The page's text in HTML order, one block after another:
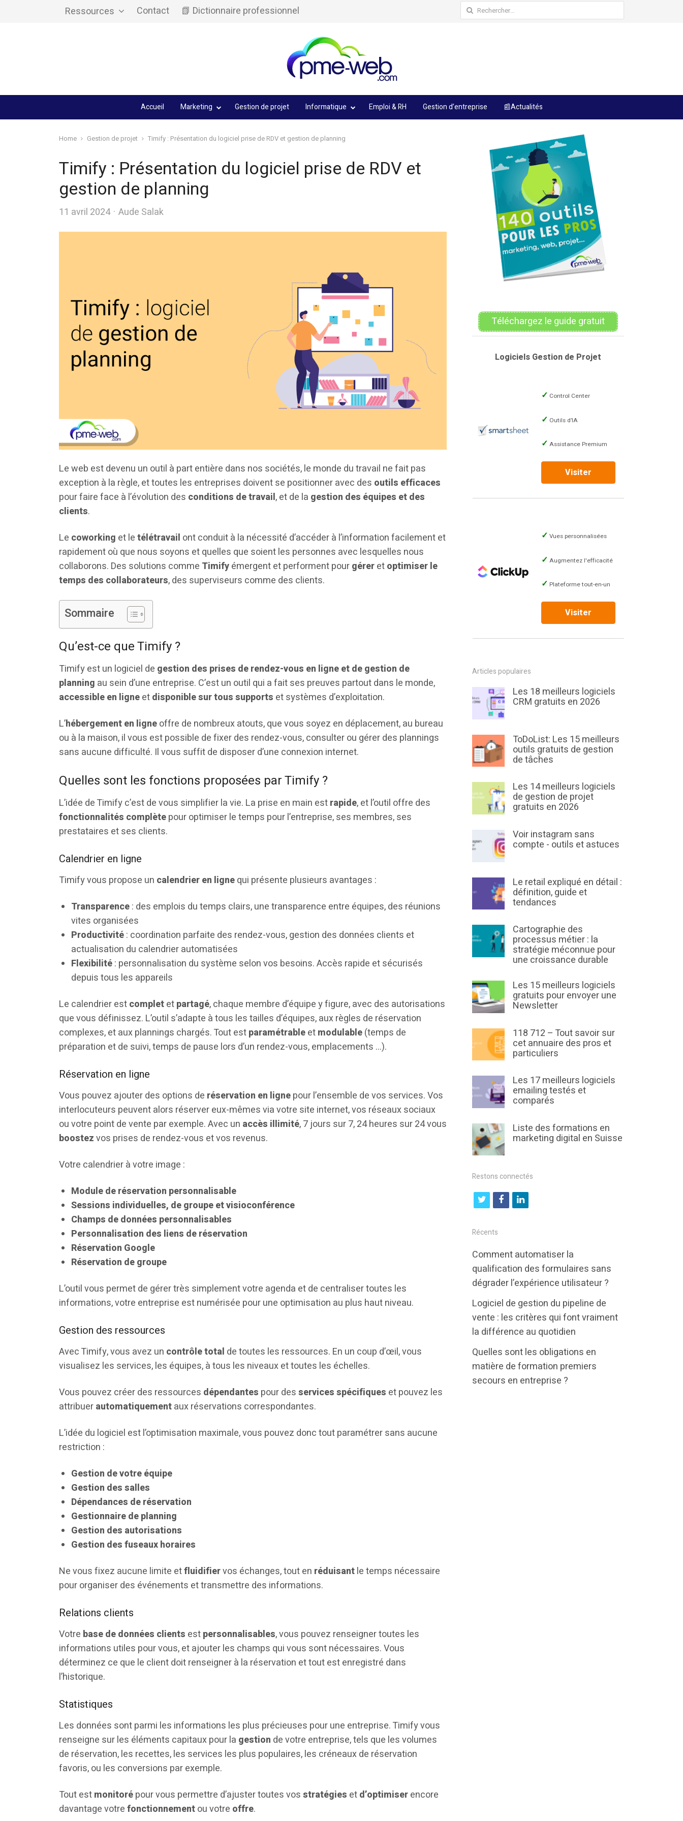
Ressources Contact 📗 Dictionnaire professionnel Rechercher :
Accueil Marketing Gestion de projet Informatique Emploi & RH Gestion d’entreprise 📰Actualités
Home Gestion de projet Timify : Présentation du logiciel prise de RDV et gestion de planning
Timify : Présentation du logiciel prise de RDV et
gestion de planning
11 avril 2024 Author
Aude Salak
Le web est devenu un outil à part entière dans nos sociétés, le monde du travail ne fait pas
exception à la règle, et toutes les entreprises doivent se positionner avec des outils efficaces
pour faire face à l’évolution des conditions de travail, et de la gestion des équipes et des
clients.
Le coworking et letélétravail ont conduit à la nécessité d’accéder à l’information facilement et
rapidement où que nous soyons et quelles que soient les personnes avec lesquelles nous
collaborons. Des solutions comme Timifyémergent et performent pourgéreretoptimiser le
temps des collaborateurs, des superviseurs comme des clients.
Sommaire
Qu’est-ce que Timify ?
Timify est un logiciel de gestion des prises de rendez-vous en ligne et de gestion de
planning au sein d’une entreprise. C’est un outil qui a fait ses preuves partout dans le monde,
accessible en ligneetdisponible sur tous supports et systèmes d’exploitation.
L’hébergement en ligneoffre de nombreux atouts, que vous soyez en déplacement, au bureau
ou à la maison, il vous est possible de fixer des rendez-vous, consulter ou gérer des plannings
sans aucune difficulté. Il vous suffit de disposer d’une connexion internet.
Quelles sont les fonctions proposées par Timify ?
L’idée de Timify c’est de vous simplifier la vie. La prise en main estrapide, et l’outil offre des
fonctionnalités complètepour optimiser le temps pour l’entreprise, ses membres, ses
prestataires et ses clients.
Calendrier en ligne
Timify vous propose un calendrier en lignequi présente plusieurs avantages :
Transparence: des emplois du temps clairs, une transparence entre équipes, des réunions
vites organisées
Productivité: coordination parfaite des rendez-vous, gestion des données clients et
actualisation du calendrier automatisées
Flexibilité: personnalisation du système selon vos besoins. Accès rapide et sécurisés
depuis tous les appareils
Le calendrier estcompletetpartagé, chaque membre d’équipe y figure, avec des autorisations
que vous définissez. L’outil s’adapte à tous les tailles d’équipes, aux règles de réservation
complexes, et aux plannings chargés. Tout estparamétrableetmodulable(temps de
préparation et de suivi, temps de pause lors d’un rendez-vous, emplacements …).
Réservation en ligne
Vous pouvez ajouter des options de réservation en lignepour l’ensemble de vos services. Vos
interlocuteurs peuvent alors réserver eux-mêmes via votre site internet, vos réseaux sociaux
ou votre point de vente par exemple. Avec un accès illimité, 7 jours sur 7, 24 heures sur 24 vous
boostezvos prises de rendez-vous et vos revenus.
Votre calendrier à votre image :
Module de réservation personnalisable
Sessions individuelles, de groupe et visioconférence
Champs de données personnalisables
Personnalisation des liens de réservation
Réservation Google
Réservation de groupe
L’outil vous permet de gérer très simplement votre agenda et de centraliser toutes les
informations, votre entreprise est numérisée pour une optimisation au plus haut niveau.
Gestion des ressources
Avec Timify, vous avez un contrôle total de toutes les ressources. En un coup d’œil, vous
visualisez les services, les équipes, à tous les niveaux et toutes les échelles.
Vous pouvez créer des ressources dépendantes pour desservices spécifiques et pouvez les
attribuerautomatiquementaux réservations correspondantes.
L’idée du logiciel est l’optimisation maximale, vous pouvez donc tout paramétrer sans aucune
restriction :
Gestion de votre équipe
Gestion des salles
Dépendances de réservation
Gestionnaire de planning
Gestion des autorisations
Gestion des fuseaux horaires
Ne vous fixez aucune limite etfluidifiervos échanges, tout en réduisantle temps nécessaire
pour organiser des événements et transmettre des informations.
Relations clients
Votre base de données clients estpersonnalisables, vous pouvez renseigner toutes les
informations utiles pour vous, et ajouter les champs qui vous sont nécessaires. Vous
déterminez ce que le client doit renseigner à la réservation et tout est enregistré dans
l’historique.
Statistiques
Les données sont parmi les informations les plus précieuses pour une entreprise. Timify vous
renseigne sur les éléments capitaux pour la gestion de votre entreprise, tels que les volumes
de réservation, les recettes, les services les plus populaires, les créneaux de réservation
favoris, ou les conversions par exemple.
Tout estmonitorépour vous permettre d’ajuster toutes vosstratégies etd’optimiserencore
davantage votrefonctionnementou votre offre.
Téléchargez le guide gratuit
Logiciels Gestion de Projet
Control Center
Outils d’IA
Assistance Premium
Visiter
Vues personnalisées
Augmentez l'efficacité
Plateforme tout-en-un
Visiter
Articles populaires
Les 18 meilleurs logiciels
CRM gratuits en 2026
ToDoList: Les 15 meilleurs
outils gratuits de gestion
de tâches
Les 14 meilleurs logiciels
de gestion de projet
gratuits en 2026
Voir instagram sans
compte - outils et astuces
Le retail expliqué en détail :
définition, guide et
tendances
Cartographie des
processus métier : la
stratégie méconnue pour
une croissance durable
Les 15 meilleurs logiciels
gratuits pour envoyer une
Newsletter
118 712 – Tout savoir sur
cet annuaire des pros et
particuliers
Les 17 meilleurs logiciels
emailing testés et
comparés
Liste des formations en
marketing digital en Suisse
Restons connectés
t
i
t
e
r
f
b
o
k
l
k
e
d
n
Récents
Comment automatiser la
qualification des formulaires sans
dégrader l’expérience utilisateur ?
Logiciel de gestion du pipeline de
vente : les critères qui font vraiment
la différence au quotidien
Quelles sont les obligations en
matière de formation premiers
secours en entreprise ?